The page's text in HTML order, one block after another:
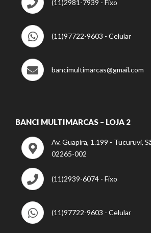
(11)2981-7939 - Fixo
(11)97722-9603 - Celular
bancimultimarcas@gmail.com
BANCI MULTIMARCAS – LOJA 2
Av. Guapira, 1.199 - Tucuruvi,
02265-002
(11)2939-6074 - Fixo
(11)97722-9603 - Celular